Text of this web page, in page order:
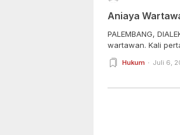
Aniaya
PALEMBANG,
wartawan. Kali
Hukum Juli 6,